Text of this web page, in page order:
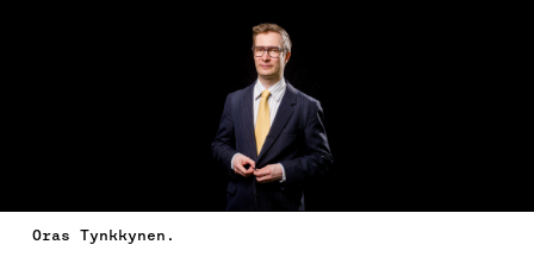
Oras Tynkkynen.